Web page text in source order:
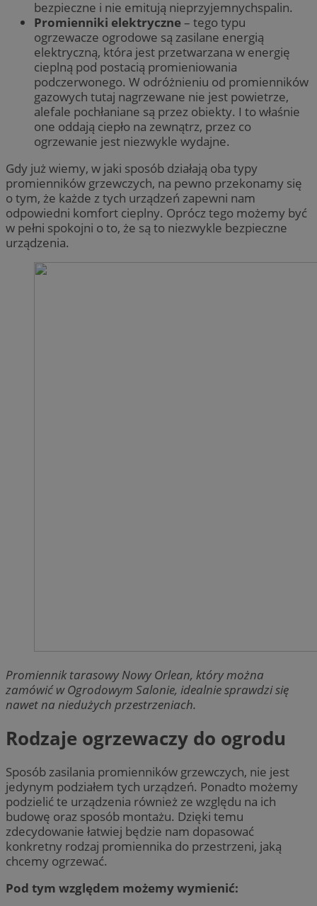
bezpieczne i nie emitują nieprzyjemnychspalin.
Promienniki elektryczne– tego typu
ogrzewacze ogrodowe są zasilane energią
elektryczną, która jest przetwarzana w energię
cieplną pod postacią promieniowania
podczerwonego. W odróżnieniu od promienników
gazowych tutaj nagrzewane nie jest powietrze,
alefale pochłaniane są przez obiekty. I to właśnie
one oddają ciepło na zewnątrz, przez co
ogrzewanie jest niezwykle wydajne.
Gdy już wiemy, w jaki sposób działają oba typy
promienników grzewczych, na pewno przekonamy się
o tym, że każde z tych urządzeń zapewni nam
odpowiedni komfort cieplny. Oprócz tego możemy być
w pełni spokojni o to, że są to niezwykle bezpieczne
urządzenia.
Promiennik tarasowy Nowy Orlean, który można
zamówić w Ogrodowym Salonie, idealnie sprawdzi się
nawet na niedużych przestrzeniach.
Rodzaje ogrzewaczy do ogrodu
Sposób zasilania promienników grzewczych, nie jest
jedynym podziałem tych urządzeń. Ponadto możemy
podzielić te urządzenia również ze względu na ich
budowę oraz sposób montażu. Dzięki temu
zdecydowanie łatwiej będzie nam dopasować
konkretny rodzaj promiennika do przestrzeni, jaką
chcemy ogrzewać.
Pod tym względem możemy wymienić: